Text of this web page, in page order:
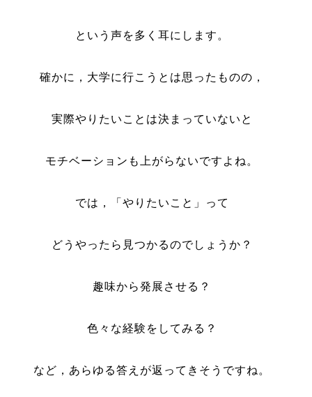
という声を多く耳にします。
確かに，大学に行こうとは思ったものの，
実際やりたいことは決まっていないと
モチベーションも上がらないですよね。
では，「やりたいこと」って
どうやったら見つかるのでしょうか？
趣味から発展させる？
色々な経験をしてみる？
など，あらゆる答えが返ってきそうですね。